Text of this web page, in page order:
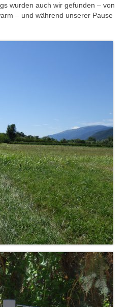
wurden auch wir gefunden – von
– und während unserer Pause